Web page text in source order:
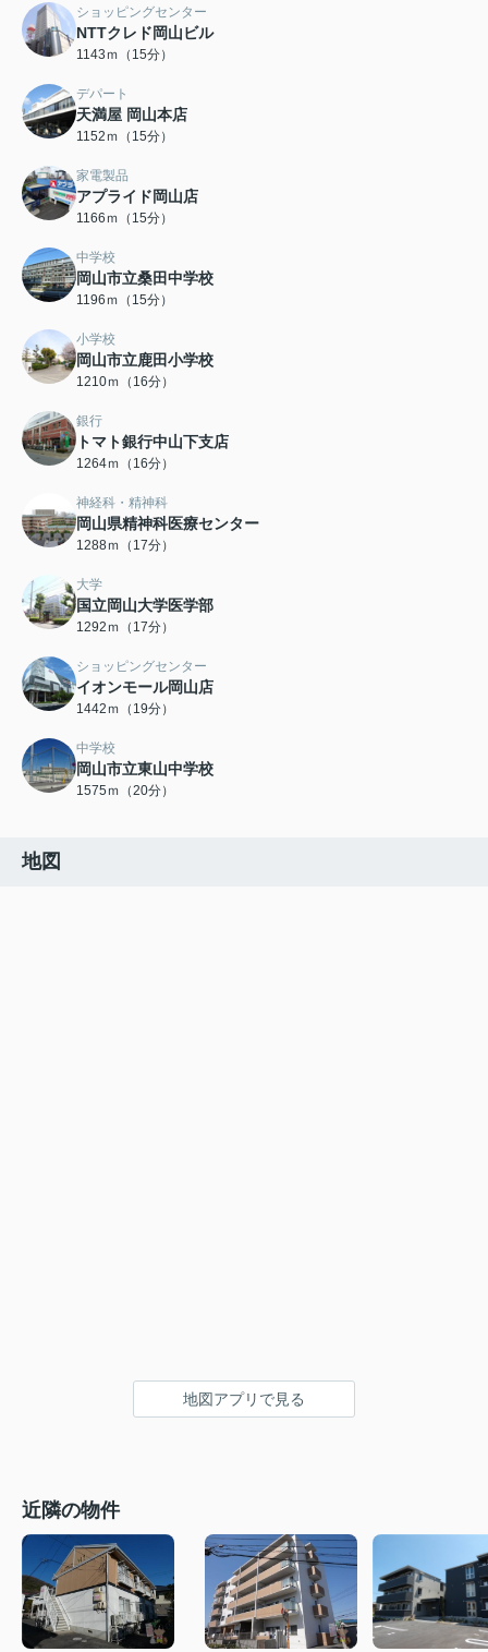
ショッピングセンター
NTTクレド岡山ビル
1143ｍ（15分）
デパート
天満屋 岡山本店
1152ｍ（15分）
家電製品
アプライド岡山店
1166ｍ（15分）
中学校
岡山市立桑田中学校
1196ｍ（15分）
小学校
岡山市立鹿田小学校
1210ｍ（16分）
銀行
トマト銀行中山下支店
1264ｍ（16分）
神経科・精神科
岡山県精神科医療センター
1288ｍ（17分）
大学
国立岡山大学医学部
1292ｍ（17分）
ショッピングセンター
イオンモール岡山店
1442ｍ（19分）
中学校
岡山市立東山中学校
1575ｍ（20分）
地図
地図アプリで見る
近隣の物件